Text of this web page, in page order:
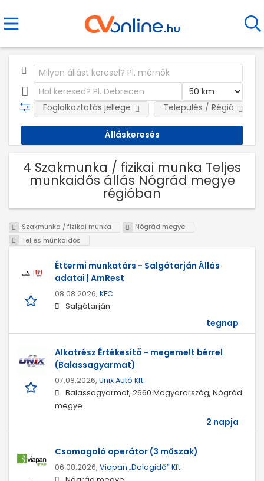
Foglalkoztatás jellege Település / Régió
4 Szakmunka / fizikai munka Teljes
munkaidős állás Nógrád megye
régióban
Szakmunka / fizikai munka
Nógrád megye
Teljes munkaidős
Éttermi munkatárs - Salgótarján Állás
adatai | AmRest
08.08.2026, KFC
Salgótarján
tegnap
Alkatrész Értékesítő - megemelt bérrel
(Balassagyarmat)
07.08.2026, Unix Autó Kft.
Balassagyarmat, 2660 Magyarország, Nógrád
megye
2 napja
Csomagoló operátor (3 műszak)
06.08.2026, Viapan „Dologidő” Kft.